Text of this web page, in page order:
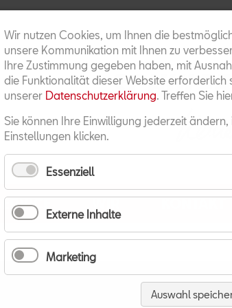
SERVICE
Wir nutzen Cookies, um Ihnen die
unsere Kommunikation mit Ihnen zu
Ihre Zustimmung gegeben haben, mit
die Funktionalität dieser Website
unserer Datenschutzerklärung. Treffen Sie
Sie können Ihre Einwilligung jederzeit
Einstellungen klicken.
Essenziell
Externe Inhalte
Marketing
Auswahl